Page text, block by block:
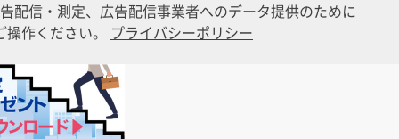
配信・測定、広告配信事業者へのデータ提供のために
作ください。 プライバシーポリシー